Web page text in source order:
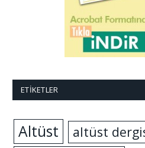
ETIKETLER
Altüst
altüst